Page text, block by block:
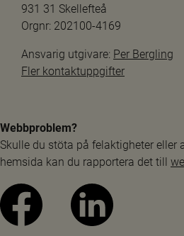
931 31 Skellefteå
Orgnr: 202100-4169
Ansvarig utgivare: Per Bergling
Fler kontaktuppgifter
Webbproblem?
Skulle du stöta på felaktigheter eller
hemsida kan du rapportera det till